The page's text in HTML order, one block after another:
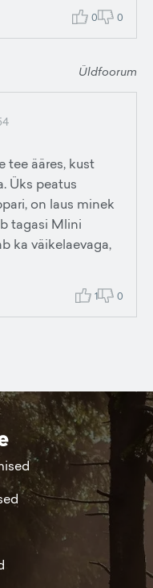
0 0
Üldfoorum
tee ääres, kust
Üks peatus
on laus minek
tagasi Mlini
ka väikelaevaga,
1 0